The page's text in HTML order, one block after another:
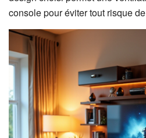
console pour éviter tout risque